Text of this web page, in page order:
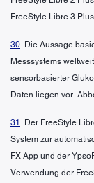
FreeStyle Libre 3
30. Die Aussage
Messsystems
sensorbasierter
Daten liegen vor.
31 . Der FreeStyle
System zur
FX App und der
Verwendung der